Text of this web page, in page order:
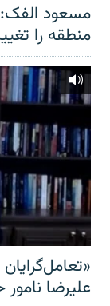
مسعود الفک:
منطقه را
علیرضا